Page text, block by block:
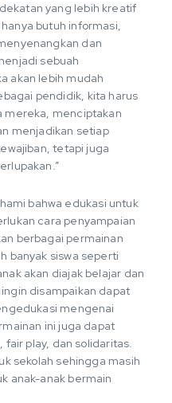
yang lebih kreatif
butuh informasi,
dan
sebuah
akan lebih mudah
pendidik, kita harus
mereka, menciptakan
menjadikan setiap
tetapi juga
bahwa edukasi untuk
cara penyampaian
berbagai permainan
banyak siswa seperti
akan diajak belajar dan
disampaikan dapat
mengenai
ini juga dapat
fair play, dan solidaritas.
sekolah sehingga masih
anak-anak bermain